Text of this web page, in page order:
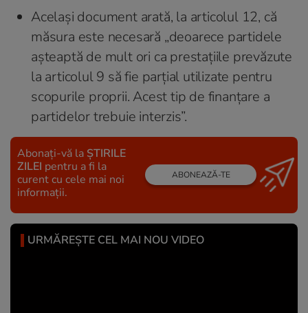
Acelaşi document arată, la articolul 12, că
măsura este necesară „deoarece partidele
aşteaptă de mult ori ca prestaţiile prevăzute
la articolul 9 să fie parțial utilizate pentru
scopurile proprii. Acest tip de finanţare a
partidelor trebuie interzis”.
Abonați-vă la ȘTIRILE
ZILEI pentru a fi la
curent cu cele mai noi
informații.
ABONEAZĂ-TE
URMĂREȘTE CEL MAI NOU VIDEO